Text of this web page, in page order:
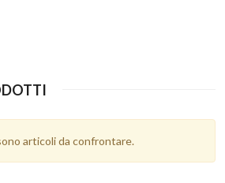
articoli da confrontare.